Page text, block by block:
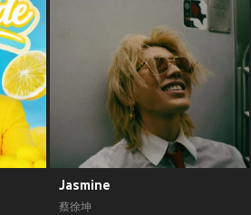
Jasmine
蔡徐坤